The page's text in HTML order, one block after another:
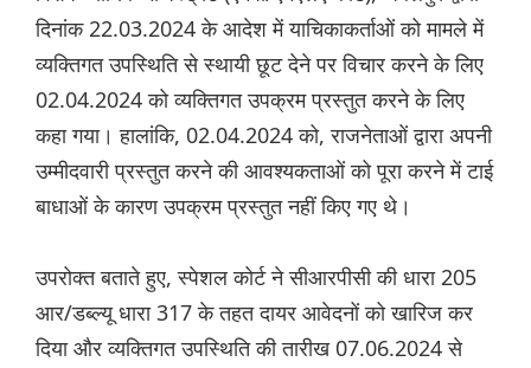
दिनांक 22.03.2024 के आदेश में याचिकाकर्ताओं को मामले में
व्यक्तिगत उपस्थिति से स्थायी छूट देने पर विचार करने के लिए
02.04.2024 को व्यक्तिगत उपक्रम प्रस्तुत करने के लिए
कहा गया। हालांकि, 02.04.2024 को, राजनेताओं द्वारा अपनी
उम्मीदवारी प्रस्तुत करने की आवश्यकताओं को पूरा करने में टाई
बाधाओं के कारण उपक्रम प्रस्तुत नहीं किए गए थे।
उपरोक्त बताते हुए, स्पेशल कोर्ट ने सीआरपीसी की धारा 205
आर/डब्ल्यू धारा 317 के तहत दायर आवेदनों को खारिज कर
दिया और व्यक्तिगत उपस्थिति की तारीख 07.06.2024 से